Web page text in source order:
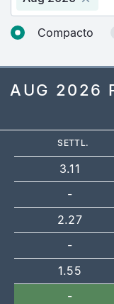
Compacto
AUG 2026
SETTL.
3.11
-
2.27
-
1.55
-